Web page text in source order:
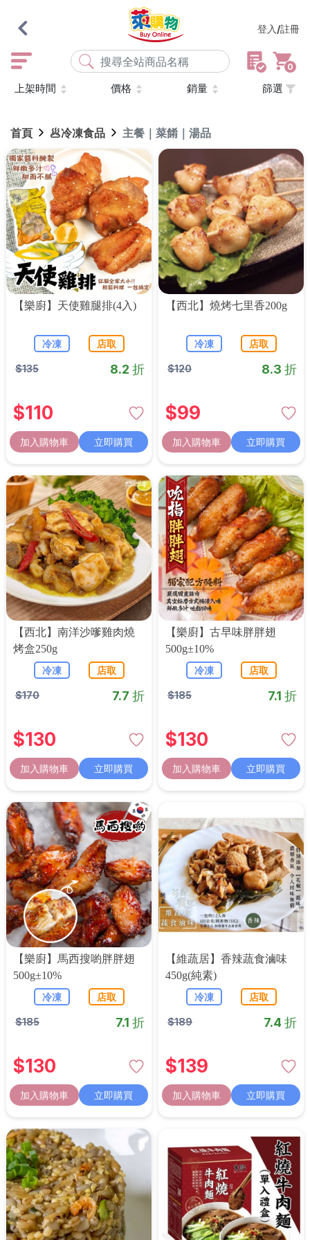
登入/註冊
0
店取 常溫 宅配 米大師 黑丸
紅豆食府
元榆 傘 風扇 柑心良品 樂廚
劉霸
地墊
箱購 雨衣 颱風
最近搜尋
清除所有記錄
上架時間 價格 銷量 篩選
首頁 🥟冷凍食品 主餐｜菜餚｜湯品
【樂廚】天使雞腿排(4入)
冷凍 店取
$135 8.2 折
$110
加入購物車 立即購買
【西北】燒烤七里香200g
冷凍 店取
$120 8.3 折
$99
加入購物車 立即購買
【西北】南洋沙嗲雞肉燒
烤盒250g
冷凍
店取
$170 7.7 折
$130
加入購物車 立即購買
【樂廚】古早味胖胖翅
500g±10%
冷凍
店取
$185 7.1 折
$130
加入購物車 立即購買
【樂廚】馬西搜喲胖胖翅
500g±10%
冷凍
店取
$185 7.1 折
$130
加入購物車 立即購買
【維蔬居】香辣蔬食滷味
450g(純素)
冷凍
店取
$189 7.4 折
$139
加入購物車 立即購買